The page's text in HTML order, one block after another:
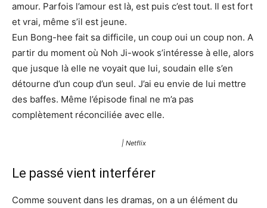
amour. Parfois l’amour est là, est puis c’est tout. Il est fort
et vrai, même s’il est jeune.
Eun Bong-hee fait sa difficile, un coup oui un coup non. A
partir du moment où Noh Ji-wook s’intéresse à elle, alors
que jusque là elle ne voyait que lui, soudain elle s’en
détourne d’un coup d’un seul. J’ai eu envie de lui mettre
des baffes. Même l’épisode final ne m’a pas
complètement réconciliée avec elle.
| Netflix
Le passé vient interférer
Comme souvent dans les dramas, on a un élément du